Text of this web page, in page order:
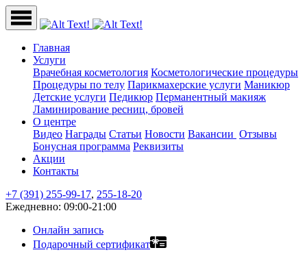
Главная
Услуги
Врачебная косметология Косметологические процедуры
Процедуры по телу Парикмахерские услуги Маникюр
Детские услуги Педикюр Перманентный макияж
Ламинирование ресниц, бровей
О центре
Видео Награды Статьи Новости Вакансии Отзывы
Бонусная программа Реквизиты
Акции
Контакты
+7 (391) 255-99-17, 255-18-20
Ежедневно: 09:00-21:00
Онлайн запись
Подарочный сертификат